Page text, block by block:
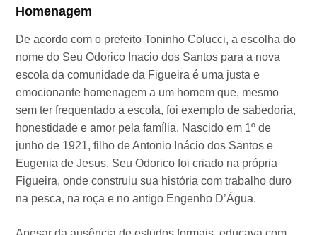
Homenagem
De acordo com o prefeito Toninho Colucci, a escolha do
nome do Seu Odorico Inacio dos Santos para a nova
escola da comunidade da Figueira é uma justa e
emocionante homenagem a um homem que, mesmo
sem ter frequentado a escola, foi exemplo de sabedoria,
honestidade e amor pela família. Nascido em 1º de
junho de 1921, filho de Antonio Inácio dos Santos e
Eugenia de Jesus, Seu Odorico foi criado na própria
Figueira, onde construiu sua história com trabalho duro
na pesca, na roça e no antigo Engenho D’Água.